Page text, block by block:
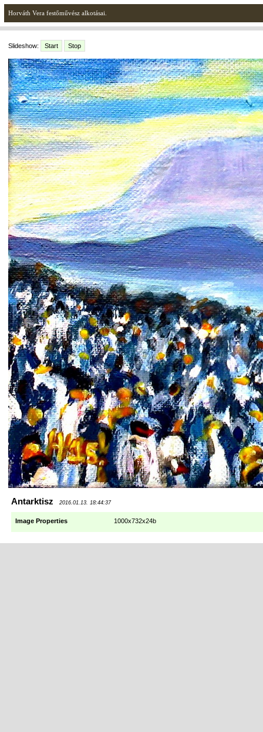
Horváth Vera festőművész alkotásai.
Slideshow: Start Stop
Antarktisz 2016.01.13. 18:44:37
Image Properties 1000x732x24b